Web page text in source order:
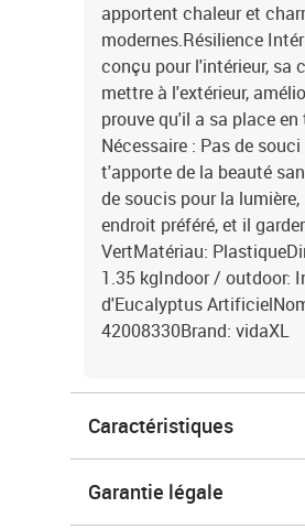
apportent chaleur et
modernes.Résilience
conçu pour l'intérieur, sa
mettre à l'extérieur,
prouve qu'il a sa place
Nécessaire : Pas de
t'apporte de la beauté
de soucis pour la
endroit préféré, et il
VertMatériau:
1.35 kgIndoor / outdoor:
d'Eucalyptus
42008330Brand: vidaXL
Caractéristiques
Garantie légale